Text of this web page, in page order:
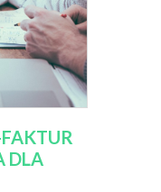
DLA